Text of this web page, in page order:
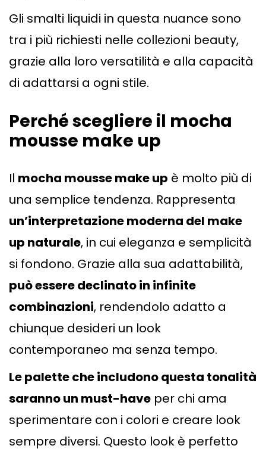
Gli smalti liquidi in questa nuance sono
tra i più richiesti nelle collezioni beauty,
grazie alla loro versatilità e alla capacità
di adattarsi a ogni stile.
Perché scegliere il mocha
mousse make up
Il mocha mousse make up è molto più di
una semplice tendenza. Rappresenta
un’interpretazione moderna del make
up naturale, in cui eleganza e semplicità
si fondono. Grazie alla sua adattabilità,
può essere declinato in infinite
combinazioni, rendendolo adatto a
chiunque desideri un look
contemporaneo ma senza tempo.
Le palette che includono questa tonalità
saranno un must-have per chi ama
sperimentare con i colori e creare look
sempre diversi. Questo look è perfetto